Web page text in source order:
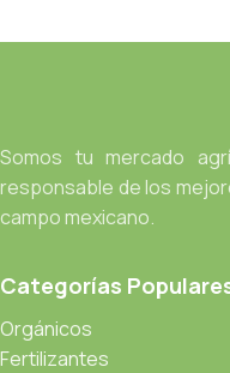
Somos tu mercado
responsable de los
campo mexicano.
Categorías
Orgánicos
Fertilizantes